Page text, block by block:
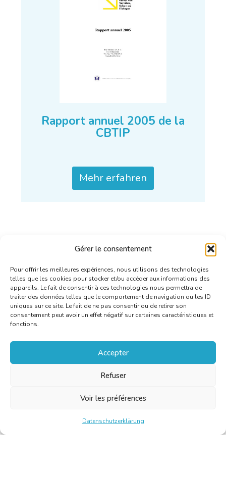
Gérer le consentement
Pour offrir les meilleures expériences, nous utilisons des technologies
telles que les cookies pour stocker et/ou accéder aux informations des
appareils. Le fait de consentir à ces technologies nous permettra de
traiter des données telles que le comportement de navigation ou les ID
uniques sur ce site. Le fait de ne pas consentir ou de retirer son
consentement peut avoir un effet négatif sur certaines caractéristiques et
fonctions.
Accepter
Refuser
Voir les préférences
Datenschutzerklärung
Rapport annuel 2005 de la
CBTIP
Mehr erfahren